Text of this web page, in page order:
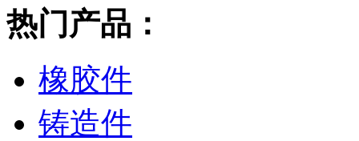
热门产品：
橡胶件
铸造件